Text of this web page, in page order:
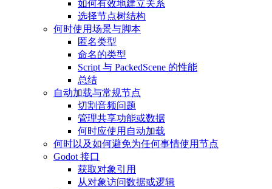
如何有效地建立关系
选择节点树结构
何时使用场景与脚本
匿名类型
命名的类型
Script 与 PackedScene 的性能
总结
自动加载与常规节点
切割音频问题
管理共享功能或数据
何时应使用自动加载
何时以及如何避免为任何事情使用节点
Godot 接口
获取对象引用
从对象访问数据或逻辑